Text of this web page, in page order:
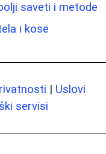
saveti i metode
i kose
| Uslovi
servisi